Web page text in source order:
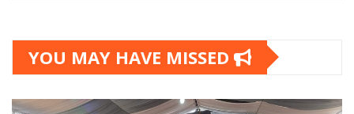
YOU MAY HAVE MISSED